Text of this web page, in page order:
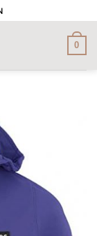
0